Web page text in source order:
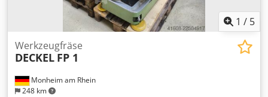
1 / 5
Monheim am Rhein
248 km
Werkzeugfräse
DECKEL FP 1